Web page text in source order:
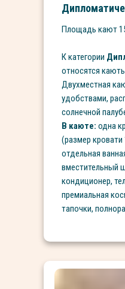
Площадь кают
К категории
относятся
Двухместная
удобствами,
солнечной
В каюте: одна
(размер кровати
отдельная
вместительный
кондиционер,
премиальная
тапочки,